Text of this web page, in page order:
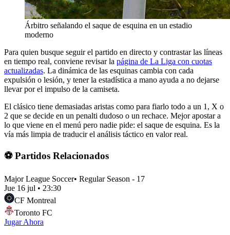
Árbitro señalando el saque de esquina en un estadio
moderno
Para quien busque seguir el partido en directo y contrastar las líneas
en tiempo real, conviene revisar la página de La Liga con cuotas
actualizadas. La dinámica de las esquinas cambia con cada
expulsión o lesión, y tener la estadística a mano ayuda a no dejarse
llevar por el impulso de la camiseta.
El clásico tiene demasiadas aristas como para fiarlo todo a un 1, X o
2 que se decide en un penalti dudoso o un rechace. Mejor apostar a
lo que viene en el menú pero nadie pide: el saque de esquina. Es la
vía más limpia de traducir el análisis táctico en valor real.
⚽ Partidos Relacionados
Major League Soccer• Regular Season - 17
Jue 16 jul • 23:30
CF Montreal
Toronto FC
Jugar Ahora